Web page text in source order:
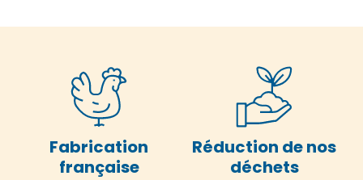
Fabrication
française
Réduction de nos
déchets